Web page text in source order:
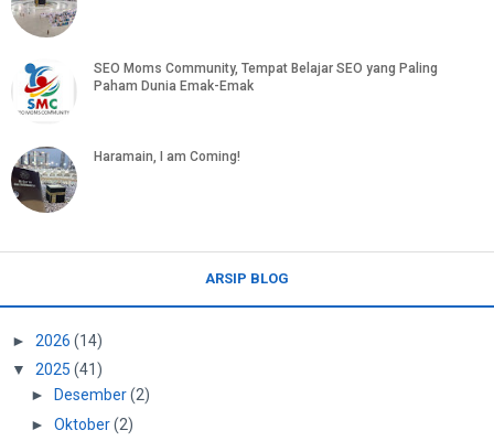
SEO Moms Community, Tempat Belajar SEO yang Paling
Paham Dunia Emak-Emak
Haramain, I am Coming!
ARSIP BLOG
► 2026 (14)
▼ 2025 (41)
►
Desember(2)
► Oktober(2)